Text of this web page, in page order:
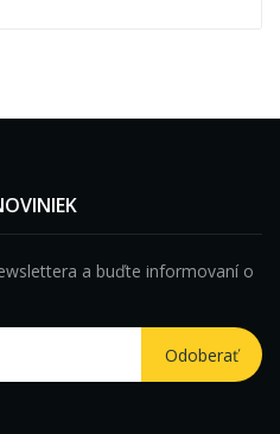
a buďte informovaní o
Odoberať